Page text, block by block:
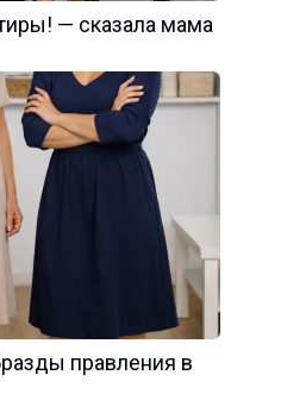
— сказала мама
правления в